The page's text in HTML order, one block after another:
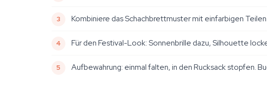
Kombiniere das Schachbrettmuster mit einfarbigen
Für den Festival-Look: Sonnenbrille dazu, Silhouette
Aufbewahrung: einmal falten, in den Rucksack stopfen.